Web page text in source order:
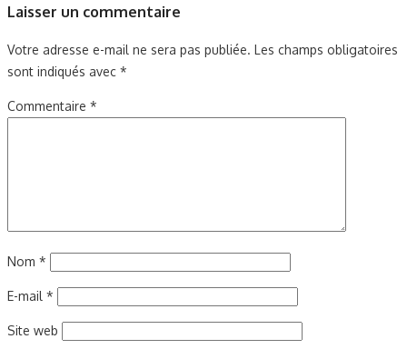
Laisser un commentaire
Votre adresse e-mail ne sera pas publiée. Les champs obligatoires
sont indiqués avec *
Commentaire *
Nom *
E-mail *
Site web